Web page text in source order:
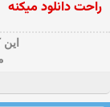
راحت دانلود میكنه